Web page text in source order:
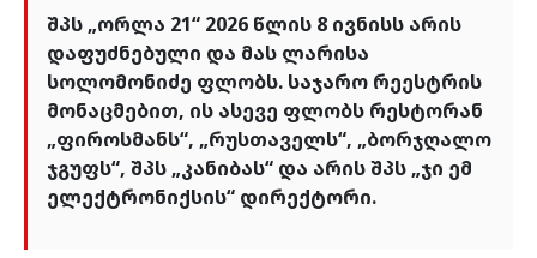
შპს „ორლა 21“ 2026 წლის 8 ივნისს არის
დაფუძნებული და მას ლარისა
სოლომონიძე ფლობს. საჯარო რეესტრის
მონაცმებით, ის ასევე ფლობს რესტორან
„ფიროსმანს“, „რუსთაველს“, „ბორჯღალო
ჯგუფს“, შპს „კანიბას“ და არის შპს „ჯი ემ
ელექტრონიქსის“ დირექტორი.